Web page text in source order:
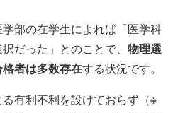
部の在学生によれば「医学科
だった」とのことで、 物理選
者は多数存在する状況です。
有利不利を設けておらず（※